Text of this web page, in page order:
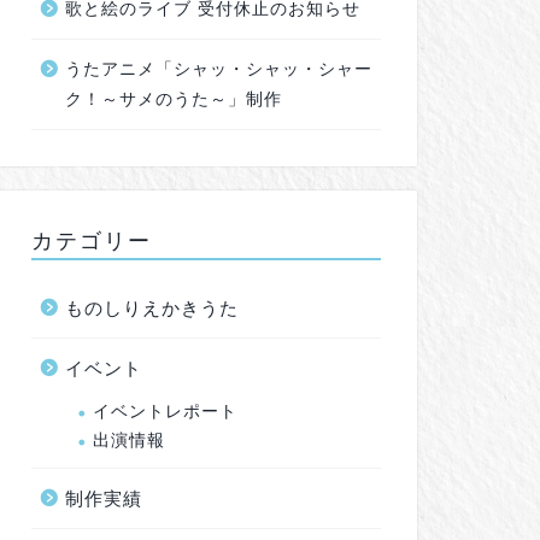
歌と絵のライブ 受付休止のお知らせ
うたアニメ「シャッ・シャッ・シャー
ク！～サメのうた～」制作
カテゴリー
ものしりえかきうた
イベント
イベントレポート
出演情報
制作実績